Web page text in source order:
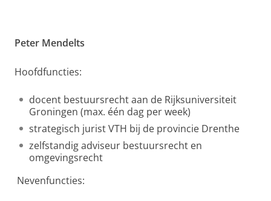
h
o
r
a
l
Peter Mendelts
Hoofdfuncties:
docent bestuursrecht aan de Rijksuniversiteit
Groningen (max. één dag per week)
strategisch jurist VTH bij de provincie Drenthe
zelfstandig adviseur bestuursrecht en
omgevingsrecht
Nevenfuncties: